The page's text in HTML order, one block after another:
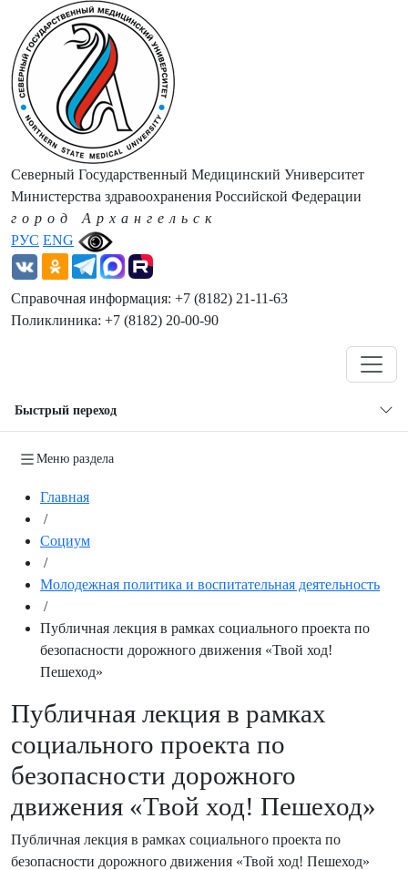
РУС ENG
Северный Государственный Медицинский Университет
Министерства здравоохранения Российской Федерации
город Архангельск
Справочная информация: +7 (8182) 21-11-63
Поликлиника: +7 (8182) 20-00-90
Быстрый переход
Меню раздела
Главная
/
Социум
/
Молодежная политика и воспитательная деятельность
/
Публичная лекция в рамках социального проекта по
безопасности дорожного движения «Твой ход!
Пешеход»
Публичная лекция в рамках
социального проекта по
безопасности дорожного
движения «Твой ход! Пешеход»
Публичная лекция в рамках социального проекта по
безопасности дорожного движения «Твой ход! Пешеход»